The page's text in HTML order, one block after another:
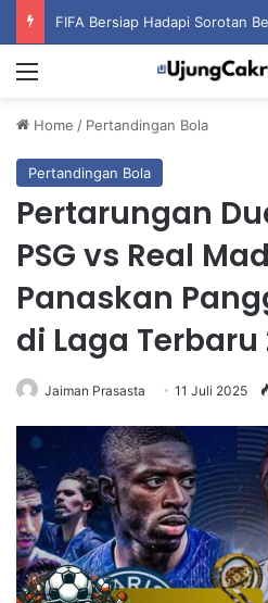
Home / Pertandingan Bola
Pertandingan Bola
Pertarungan
PSG vs Real
Panaskan
di Laga Terbaru
Jaiman Prasasta 11 Juli 2025